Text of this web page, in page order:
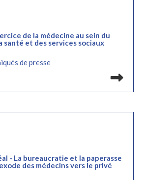
de la médecine au sein du
santé et des services sociaux
de presse
- La bureaucratie et la paperasse
des médecins vers le privé